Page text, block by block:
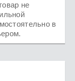
не
в